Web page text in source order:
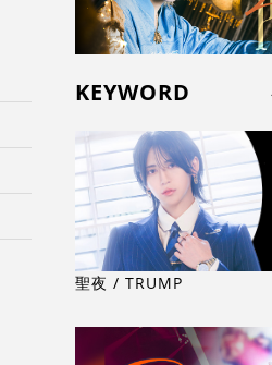
KEYWORD
聖夜 / TRUMP